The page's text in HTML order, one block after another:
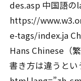
des.asp 中国語
https://
e-tags/index.ja
Hans Chinese（
書き方は違うとい